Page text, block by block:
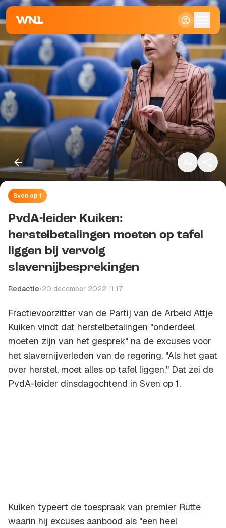
Klein
Standaard
Groot
Sven op 1
PvdA-leider Kuiken:
herstelbetalingen moeten op tafel
liggen bij vervolg
slavernijbesprekingen
Redactie•20 december 2022 11:17
Fractievoorzitter van de Partij van de Arbeid Attje
Kuiken vindt dat herstelbetalingen "onderdeel
moeten zijn van het gesprek" na de excuses voor
het slavernijverleden van de regering. "Als het gaat
over herstel, moet alles op tafel liggen." Dat zei de
PvdA-leider dinsdagochtend in Sven op 1.
Kuiken typeert de toespraak van premier Rutte
waarin hij excuses aanbood als "een heel